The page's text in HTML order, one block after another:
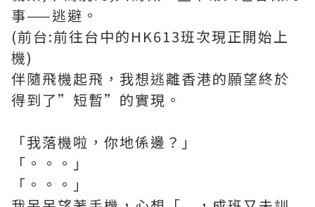
事——逃避。
(前台:前往台中的HK613班次現正開始上
機)
伴隨飛機起飛，我想逃離香港的願望終於
得到了”短暫”的實現。
「我落機啦，你地係邊？」
「。。。」
「。。。」